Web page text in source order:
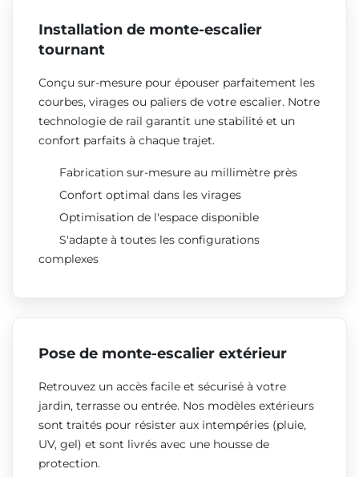
Installation de monte-escalier
tournant
Conçu sur-mesure pour épouser parfaitement les
courbes, virages ou paliers de votre escalier. Notre
technologie de rail garantit une stabilité et un
confort parfaits à chaque trajet.
Fabrication sur-mesure au millimètre près
Confort optimal dans les virages
Optimisation de l'espace disponible
S'adapte à toutes les configurations
complexes
Pose de monte-escalier extérieur
Retrouvez un accès facile et sécurisé à votre
jardin, terrasse ou entrée. Nos modèles extérieurs
sont traités pour résister aux intempéries (pluie,
UV, gel) et sont livrés avec une housse de
protection.